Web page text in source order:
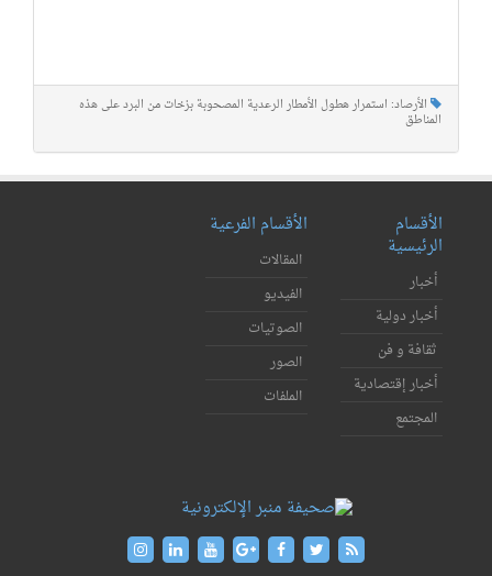
الأرصاد: استمرار هطول الأمطار الرعدية المصحوبة بزخات من البرد على هذه
المناطق
الأقسام
الرئيسية
أخبار
أخبار دولية
ثقافة و فن
أخبار إقتصادية
المجتمع
الأقسام الفرعية
المقالات
الفيديو
الصوتيات
الصور
الملفات